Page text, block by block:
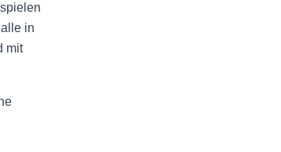
in
mit